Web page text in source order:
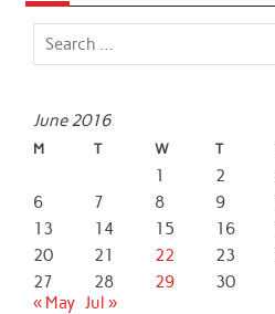
June 2016
M T W T
1 2
6
7 8 9
13
14 15 16
20
21 22 23
27
28 29
30
« May Jul »